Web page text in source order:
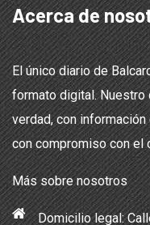
Acerca de
El único diario de
formato digital.
verdad, con
con compromiso con el
Más sobre nosotros
Domicilio legal: